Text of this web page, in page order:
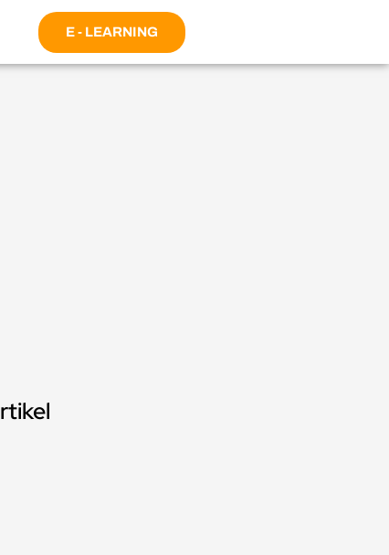
E - LEARNING